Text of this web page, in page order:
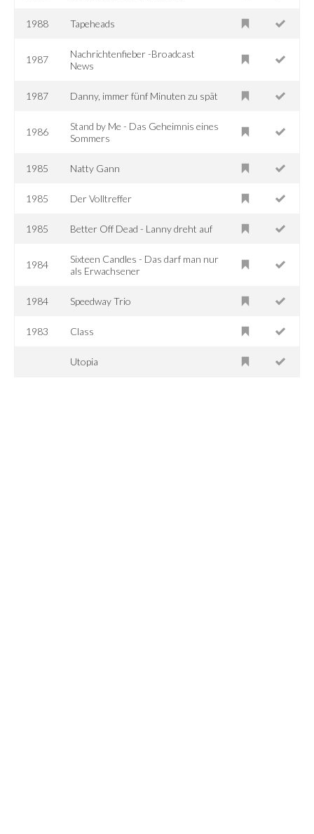
1988 Tapeheads
1987
Nachrichtenfieber -Broadcast
News
1987 Danny, immer fünf Minuten zu spät
1986
Stand by Me - Das Geheimnis eines
Sommers
1985 Natty Gann
1985 Der Volltreffer
1985 Better Off Dead - Lanny dreht auf
1984
Sixteen Candles - Das darf man nur
als Erwachsener
1984 Speedway Trio
1983 Class
Utopia